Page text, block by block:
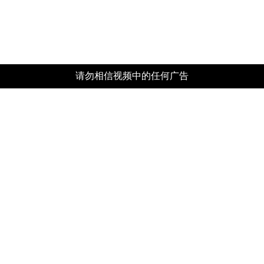
请勿相信视频中的任何广告